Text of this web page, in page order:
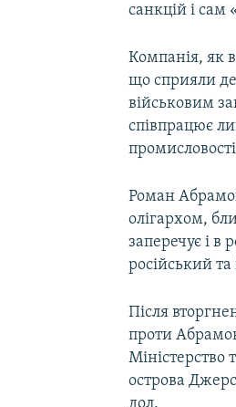
санкцій і сам
Компанія, як
що сприяли
військовим
співпрацює
Роман
олігархом,
заперечує і в
російський та
Після
проти
Міністерство
острова